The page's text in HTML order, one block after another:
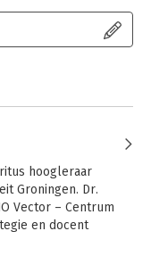
hoogleraar
Groningen. Dr.
Vector – Centrum
en docent